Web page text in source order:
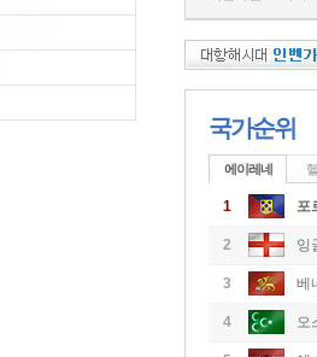
국가순위
에이레네
1 포
2 잉
3 베
4 오